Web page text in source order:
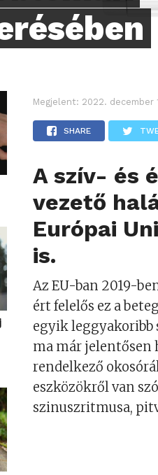
Megjelent: 2022. december
SHARE
A szív- és
vezető
Európai
is.
Az EU-ban 2019-
ért felelős ez a
egyik leggyakoribb
ma már jelentősen
rendelkező
eszközökről van
szinuszritmusa,